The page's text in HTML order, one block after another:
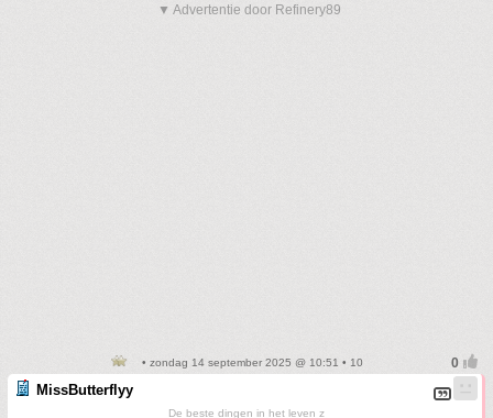
▼ Advertentie door Refinery89
• zondag 14 september 2025 @ 10:51 • 10
MissButterflyy
De beste dingen in het leven z